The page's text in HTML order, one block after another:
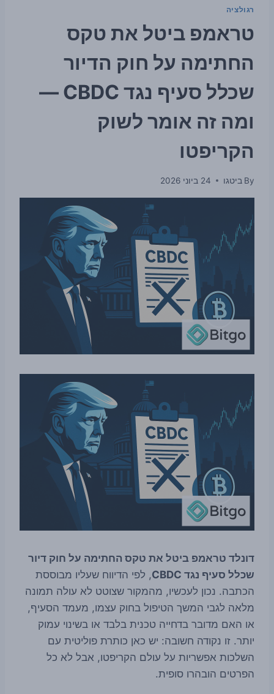
רגולציה
טראמפ ביטל את טקס
החתימה על חוק הדיור
שכלל סעיף נגד CBDC —
ומה זה אומר לשוק
הקריפטו
By ביטגו 24 ביוני 2026
דונלד טראמפ ביטל את טקס החתימה על חוק דיור
שכלל סעיף נגד CBDC
, לפי הדיווח שעליו מבוססת
הכתבה. נכון לעכשיו, מהמקור שצוטט לא עולה תמונה
מלאה לגבי המשך הטיפול בחוק עצמו, מעמד הסעיף,
או האם מדובר בדחייה טכנית בלבד או בשינוי עמוק
יותר. זו נקודה חשובה: יש כאן כותרת פוליטית עם
השלכות אפשריות על עולם הקריפטו, אבל לא כל
הפרטים הובהרו סופית.